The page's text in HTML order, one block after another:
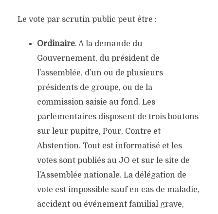
Le vote par scrutin public peut être :
Ordinaire. A la demande du
Gouvernement, du président de
l’assemblée, d’un ou de plusieurs
présidents de groupe, ou de la
commission saisie au fond. Les
parlementaires disposent de trois boutons
sur leur pupitre, Pour, Contre et
Abstention. Tout est informatisé et les
votes sont publiés au JO et sur le site de
l’Assemblée nationale. La délégation de
vote est impossible sauf en cas de maladie,
accident ou événement familial grave,